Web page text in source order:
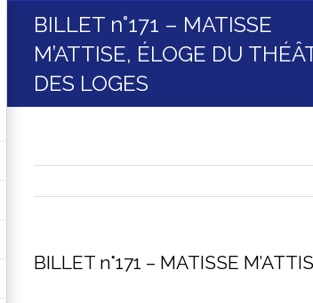
BILLET n°171 – MATISSE
M’ATTISE, ÉLOGE DU
DES LOGES
BILLET n°171 – MATISSE